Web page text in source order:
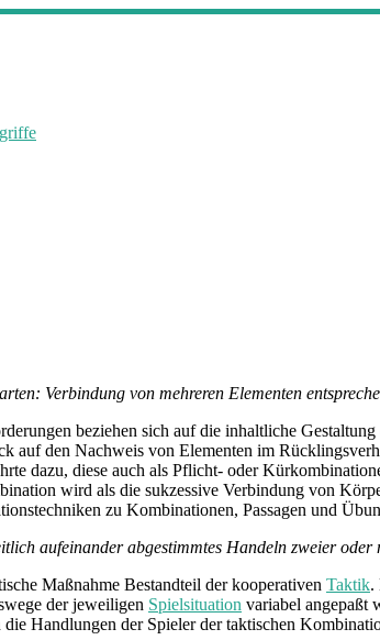
Verbindung von mehreren Elementen
beziehen sich auf die inhaltliche
auf den Nachweis von Elementen im
dazu, diese auch als Pflicht- oder
wird als die sukzessive Verbindung von
zu Kombinationen, Passagen und
aufeinander abgestimmtes Handeln zweier oder
Maßnahme Bestandteil der kooperativen Taktik.
der jeweiligen Spielsituation variabel angepaßt
die Handlungen der Spieler der taktischen